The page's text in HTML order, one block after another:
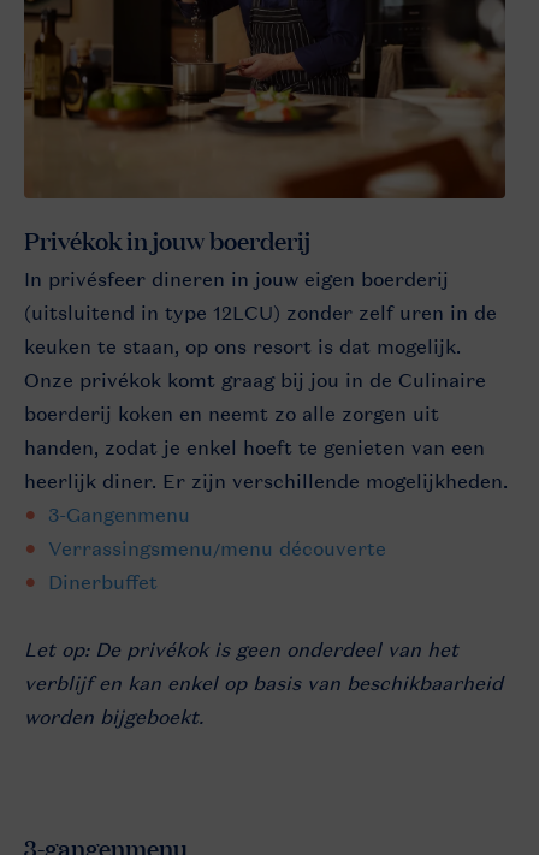
Privékok in jouw boerderij
In privésfeer dineren in jouw eigen boerderij
(uitsluitend in type 12LCU) zonder zelf uren in de
keuken te staan, op ons resort is dat mogelijk.
Onze privékok komt graag bij jou in de Culinaire
boerderij koken en neemt zo alle zorgen uit
handen, zodat je enkel hoeft te genieten van een
heerlijk diner. Er zijn verschillende mogelijkheden.
3-Gangenmenu
Verrassingsmenu/menu découverte
Dinerbuffet
Let op: De privékok is geen onderdeel van het
verblijf en kan enkel op basis van beschikbaarheid
worden bijgeboekt.
3-gangenmenu